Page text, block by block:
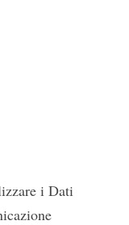
i Dati